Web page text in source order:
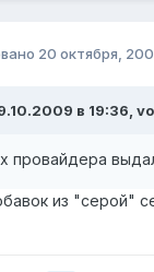
20 октября,
в 19:36,
провайдера
из "серой"